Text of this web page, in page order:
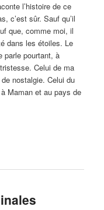
l’histoire de ce
c’est sûr. Sauf qu’il
que, comme moi, il
dans les étoiles. Le
parle pourtant, à
Celui de ma
nostalgie. Celui du
Maman et au pays de